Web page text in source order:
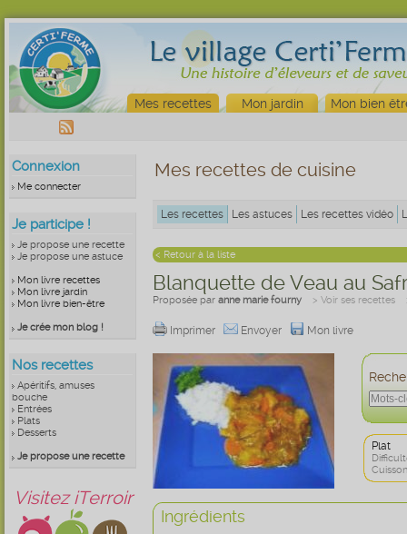
Mes recettes Mon jardin Mon bien
Connexion
Me connecter
Je participe !
Je propose une recette
Je propose une astuce
Mon livre recettes
Mon livre jardin
Mon livre bien-être
Je crée mon blog !
Nos recettes
Apéritifs, amuses
bouche
Entrées
Plats
Desserts
Je propose une recette
Visitez iTerroir
Mes recettes de cuisine
Les recettes Les astuces Les recettes vidéo
< Retour à la liste
Blanquette de Veau au
Proposée par anne marie fourny > Voir ses recettes
Imprimer Envoyer Mon livre
Plat
Ingrédients